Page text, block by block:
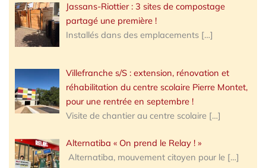
Jassans-Riottier : 3 sites de compostage
partagé une première !
Installés dans des emplacements […]
Villefranche s/S : extension, rénovation et
réhabilitation du centre scolaire Pierre Montet,
pour une rentrée en septembre !
Visite de chantier au centre scolaire […]
Alternatiba « On prend le Relay ! »
Alternatiba, mouvement citoyen pour le […]